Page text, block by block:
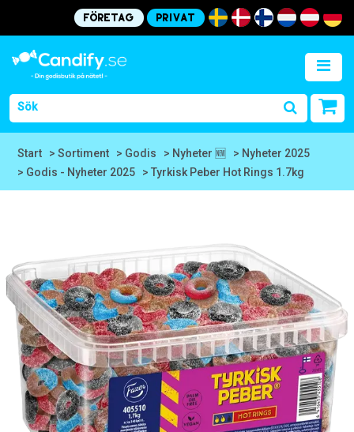
Företag Privat
Start > Sortiment > Godis > Nyheter 🆕
> Nyheter 2025
> Godis - Nyheter 2025
> Tyrkisk Peber Hot Rings 1.7kg